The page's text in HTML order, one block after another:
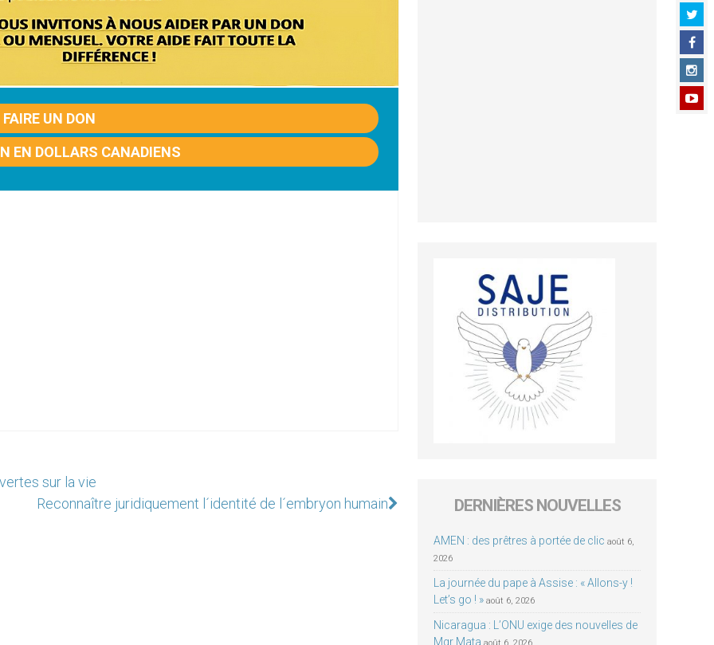
FAIRE UN DON
EN DOLLARS CANADIENS
sur la vie
Reconnaître juridiquement l´identité de l´embryon humain
DERNIÈRES NOUVELLES
AMEN : des prêtres à portée de clic août 6,
2026
La journée du pape à Assise : « Allons-y !
Let’s go ! » août 6, 2026
Nicaragua : L’ONU exige des nouvelles de
Mgr Mata